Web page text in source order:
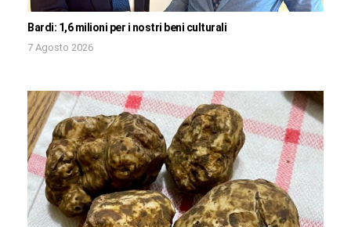
Bardi: 1,6 milioni per i nostri beni culturali
7 Agosto 2026